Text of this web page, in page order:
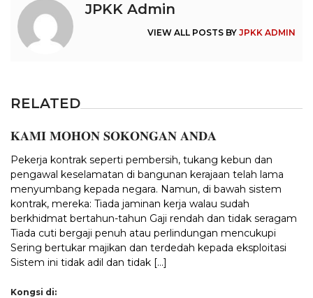
JPKK Admin
VIEW ALL POSTS BY JPKK ADMIN
RELATED
𝐊𝐀𝐌𝐈 𝐌𝐎𝐇𝐎𝐍 𝐒𝐎𝐊𝐎𝐍𝐆𝐀𝐍 𝐀𝐍𝐃𝐀
Pekerja kontrak seperti pembersih, tukang kebun dan
pengawal keselamatan di bangunan kerajaan telah lama
menyumbang kepada negara. Namun, di bawah sistem
kontrak, mereka: Tiada jaminan kerja walau sudah
berkhidmat bertahun-tahun Gaji rendah dan tidak seragam
Tiada cuti bergaji penuh atau perlindungan mencukupi
Sering bertukar majikan dan terdedah kepada eksploitasi
Sistem ini tidak adil dan tidak […]
Kongsi di: